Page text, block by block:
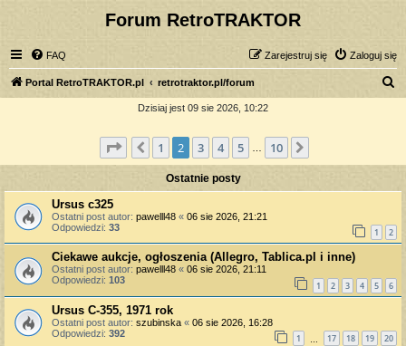
Forum RetroTRAKTOR
FAQ Zaloguj się
Zarejestruj się
Portal RetroTRAKTOR.pl retrotraktor.pl/forum
a
j
Dzisiaj jest 09 sie 2026, 10:22
Strona z10
Poprzednia
1 2 3 4 5 10
Ostatnie posty
Ursus c325
Ostatni post autor: pawelll48 « 06 sie 2026, 21:21
Odpowiedzi: 33 1 2
Ciekawe aukcje, ogłoszenia (Allegro, Tablica.pl i inne)
Ostatni post autor: pawelll48 « 06 sie 2026, 21:11
Odpowiedzi: 103 1 2 3 4 5 6
Ursus C-355, 1971 rok
Ostatni post autor: szubinska « 06 sie 2026, 16:28
Odpowiedzi: 392 1 17 18 19 20